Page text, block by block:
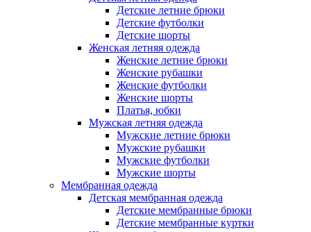
Детские летние брюки
Детские футболки
Детские шорты
Женская летняя одежда
Женские летние брюки
Женские рубашки
Женские футболки
Женские шорты
Платья, юбки
Мужская летняя одежда
Мужские летние брюки
Мужские рубашки
Мужские футболки
Мужские шорты
Мембранная одежда
Детская мембранная одежда
Детские мембранные брюки
Детские мембранные куртки